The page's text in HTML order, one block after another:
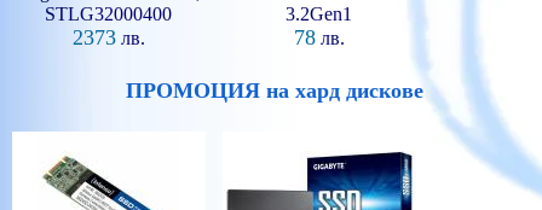
STLG32000400
2373 лв.
3.2Gen1
78 лв.
ПРОМОЦИЯ на хард дискове